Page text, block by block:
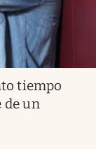
tiempo
de un